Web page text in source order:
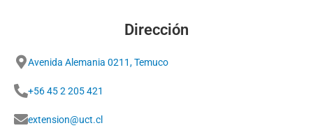
Dirección
Avenida Alemania 0211, Temuco
+56 45 2 205 421
extension@uct.cl